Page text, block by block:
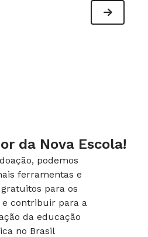
da Nova Escola!
podemos
ferramentas e
para os
e contribuir para a
da educação
no Brasil